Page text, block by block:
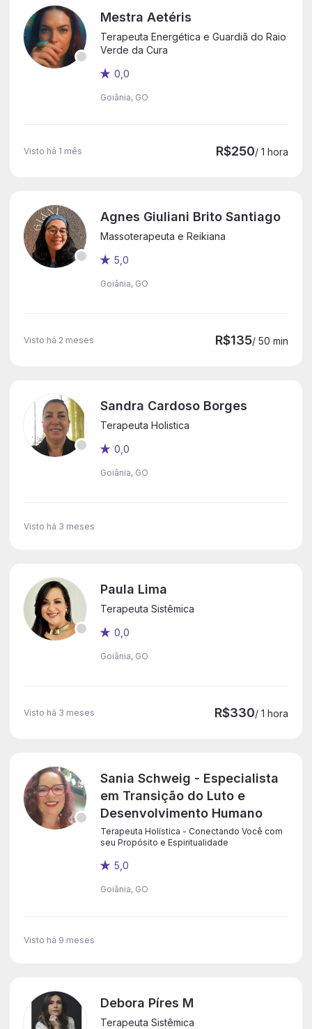
Mestra Aetéris
Terapeuta Energética e Guardiã do Raio
Verde da Cura
0,0
Goiânia, GO
Visto há 1 mês R$250/ 1 hora
Agnes Giuliani Brito Santiago
Massoterapeuta e Reikiana
5,0
Goiânia, GO
Visto há 2 meses R$135/ 50 min
Sandra Cardoso Borges
Terapeuta Holistica
0,0
Goiânia, GO
Visto há 3 meses
Paula Lima
Terapeuta Sistêmica
0,0
Goiânia, GO
Visto há 3 meses R$330/ 1 hora
Sania Schweig - Especialista
em Transição do Luto e
Desenvolvimento Humano
Terapeuta Holística - Conectando Você com
seu Propósito e Espiritualidade
5,0
Goiânia, GO
Visto há 9 meses
Debora Píres M
Terapeuta Sistêmica